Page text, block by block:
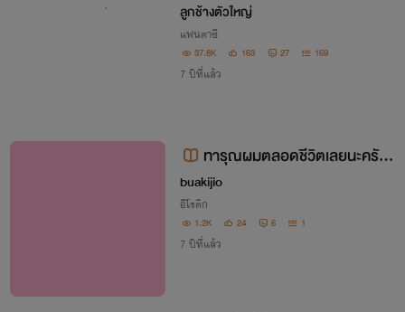
ลูกช้างตัวใหญ่
แฟนตาซี
37.8K 163 27 169
7 ปีที่แล้ว
ทารุณผมตลอดชีวิตเลยนะครับ
นายหญิง
buakijio
อีโรติก
1.2K 24 6 1
7 ปีที่แล้ว